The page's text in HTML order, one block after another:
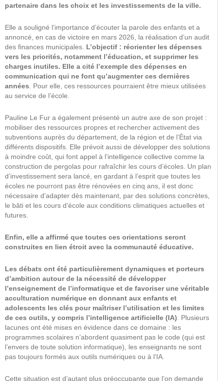
partenaire dans les choix et les investissements de la ville.
Elle a souligné l’importance d’écouter la parole des enfants et a
annoncé, en cas de victoire en mars 2026, la réalisation d’un audit
des finances municipales. L’objectif : réorienter les dépenses
vers les priorités, notamment l’éducation, et supprimer les
charges inutiles. Elle a cité l’exemple des dépenses en
communication qui ne font qu’augmenter ces dernières
années . Pour elle, ces ressources pourraient être mieux utilisées
au service de l’école.
Pauline Le Fur a également présenté un autre axe de son projet :
mobiliser des ressources propres et rechercher activement des
subventions auprès du département, de la région et de l’État via
différents dispositifs. Elle prévoit aussi de développer des solutions
à moindre coût, qui font appel à l’intelligence collective comme la
construction de pergolas pour rafraîchir les cours d’écoles. Un plan
d’investissement sera lancé, en gardant à l’esprit que toutes les
écoles ne pourront pas être rénovées en cinq ans, il est donc
nécessaire d’adapter dès maintenant, par des solutions concrètes,
le bâti et les cours d’école aux conditions climatiques actuelles et
futures.
Enfin, elle a affirmé que toutes ces orientations seront
construites en lien étroit avec la communauté éducative.
Les débats ont été particulièrement dynamiques et porteurs
d’ambition autour de la nécessité de développer
l’enseignement de l’informatique et de favoriser une véritable
acculturation numérique en donnant aux enfants et
adolescents les clés pour maîtriser l’utilisation et les limites
de ces outils, y compris l’intelligence artificielle (IA) . Plusieurs
lacunes ont été mises en évidence dans ce domaine : les
programmes scolaires n’abordent quasiment pas le code (qui est
l’envers de toute solution informatique), les enseignants ne sont
pas toujours formés aux outils numériques ou à l’IA.
Cette situation est d’autant plus préoccupante que l’on demande